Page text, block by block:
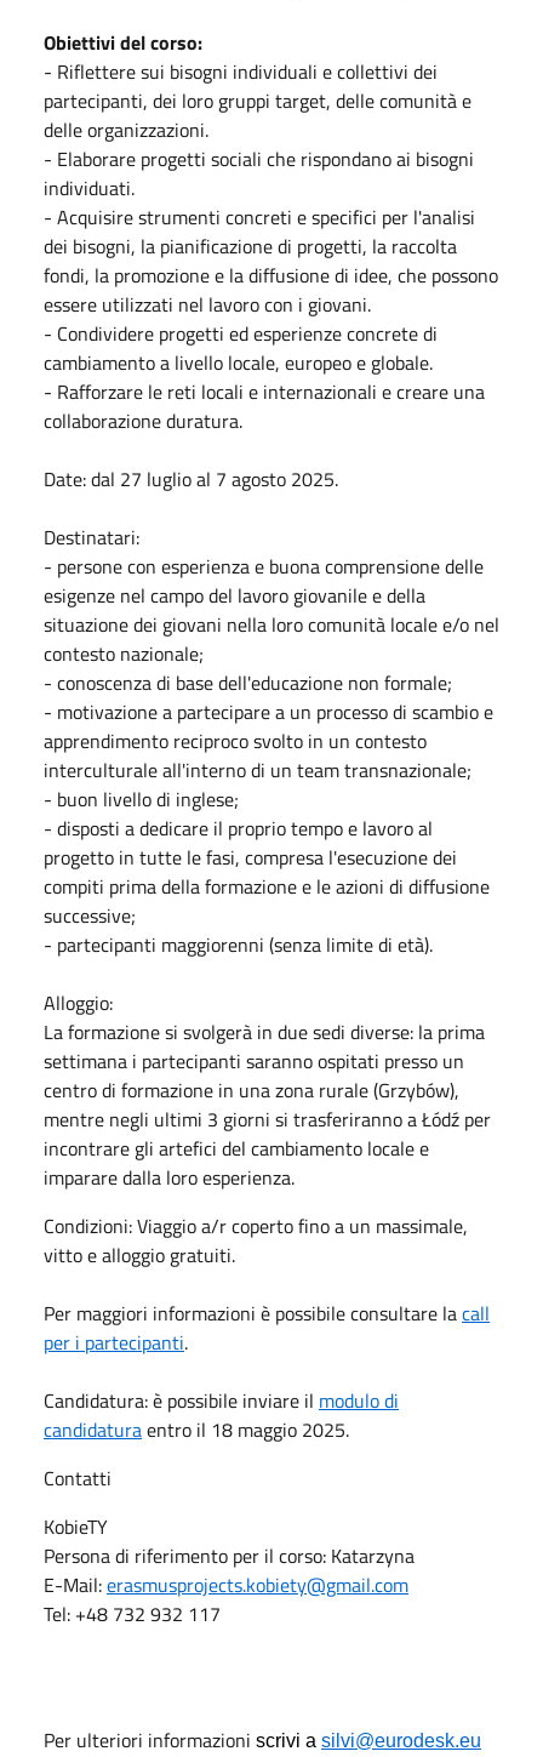
Obiettivi del corso:
- Riflettere sui bisogni individuali e collettivi dei
partecipanti, dei loro gruppi target, delle comunità e
delle organizzazioni.
- Elaborare progetti sociali che rispondano ai bisogni
individuati.
- Acquisire strumenti concreti e specifici per l'analisi
dei bisogni, la pianificazione di progetti, la raccolta
fondi, la promozione e la diffusione di idee, che possono
essere utilizzati nel lavoro con i giovani.
- Condividere progetti ed esperienze concrete di
cambiamento a livello locale, europeo e globale.
- Rafforzare le reti locali e internazionali e creare una
collaborazione duratura.
Date: dal 27 luglio al 7 agosto 2025.
Destinatari:
- persone con esperienza e buona comprensione delle
esigenze nel campo del lavoro giovanile e della
situazione dei giovani nella loro comunità locale e/o nel
contesto nazionale;
- conoscenza di base dell'educazione non formale;
- motivazione a partecipare a un processo di scambio e
apprendimento reciproco svolto in un contesto
interculturale all'interno di un team transnazionale;
- buon livello di inglese;
- disposti a dedicare il proprio tempo e lavoro al
progetto in tutte le fasi, compresa l'esecuzione dei
compiti prima della formazione e le azioni di diffusione
successive;
- partecipanti maggiorenni (senza limite di età).
Alloggio:
La formazione si svolgerà in due sedi diverse: la prima
settimana i partecipanti saranno ospitati presso un
centro di formazione in una zona rurale (Grzybów),
mentre negli ultimi 3 giorni si trasferiranno a Łódź per
incontrare gli artefici del cambiamento locale e
imparare dalla loro esperienza.
Condizioni: Viaggio a/r coperto fino a un massimale,
vitto e alloggio gratuiti.
Per maggiori informazioni è possibile consultare lacall
per i partecipanti.
Candidatura: è possibile inviare il modulo di
candidaturaentro il 18 maggio 2025.
Contatti
KobieTY
Persona di riferimento per il corso: Katarzyna
E-Mail:erasmusprojects.kobiety@gmail.com
Tel: +48 732 932 117
Per ulteriori informazioni scrivi a silvi@eurodesk.eu